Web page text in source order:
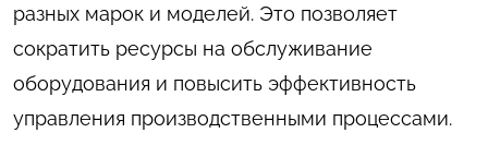
разных марок и моделей. Это позволяет
сократить ресурсы на обслуживание
оборудования и повысить эффективность
управления производственными процессами.